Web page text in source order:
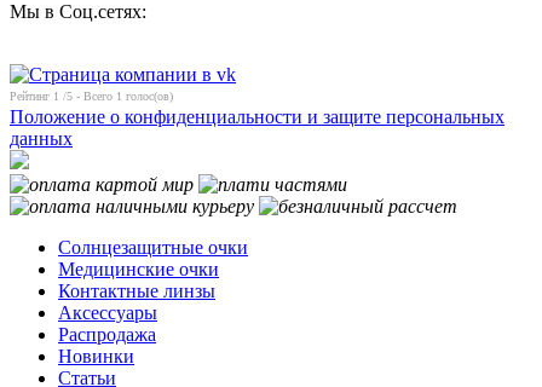
Мы в Соц.сетях:
Рейтинг 1 /5 - Всего 1 голос(ов)
Положение о конфиденциальности и защите персональных
данных
Солнцезащитные очки
Медицинские очки
Контактные линзы
Аксессуары
Распродажа
Новинки
Статьи